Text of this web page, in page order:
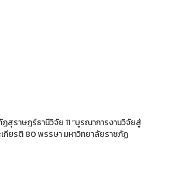
สุราษฎร์ธานีวิจัย 11 “บูรณาการงานวิจัยสู่
กียรติ 80 พรรษา มหาวิทยาลัยราชภัฏ